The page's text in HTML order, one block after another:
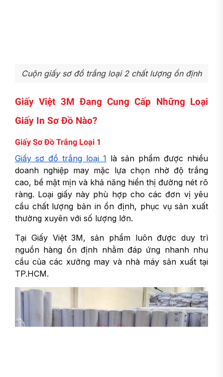
Cuộn giấy sơ đồ trắng loại 2 chất lượng ổn định
Giấy Việt 3M Đang Cung Cấp Những Loại
Giấy In Sơ Đồ Nào?
Giấy Sơ Đồ Trắng Loại 1
Giấy sơ đồ trắng loại 1 là sản phẩm được nhiều
doanh nghiệp may mặc lựa chọn nhờ độ trắng
cao, bề mặt mịn và khả năng hiển thị đường nét rõ
ràng. Loại giấy này phù hợp cho các đơn vị yêu
cầu chất lượng bản in ổn định, phục vụ sản xuất
thường xuyên với số lượng lớn.
Tại Giấy Việt 3M, sản phẩm luôn được duy trì
nguồn hàng ổn định nhằm đáp ứng nhanh nhu
cầu của các xưởng may và nhà máy sản xuất tại
TP.HCM.